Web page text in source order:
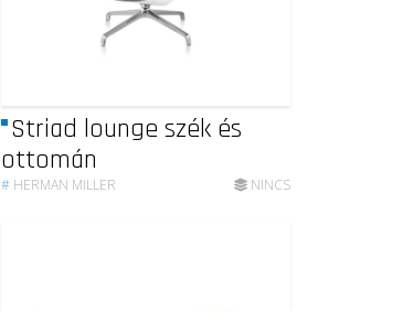
Striad lounge szék és
ottomán
# HERMAN MILLER NINCS